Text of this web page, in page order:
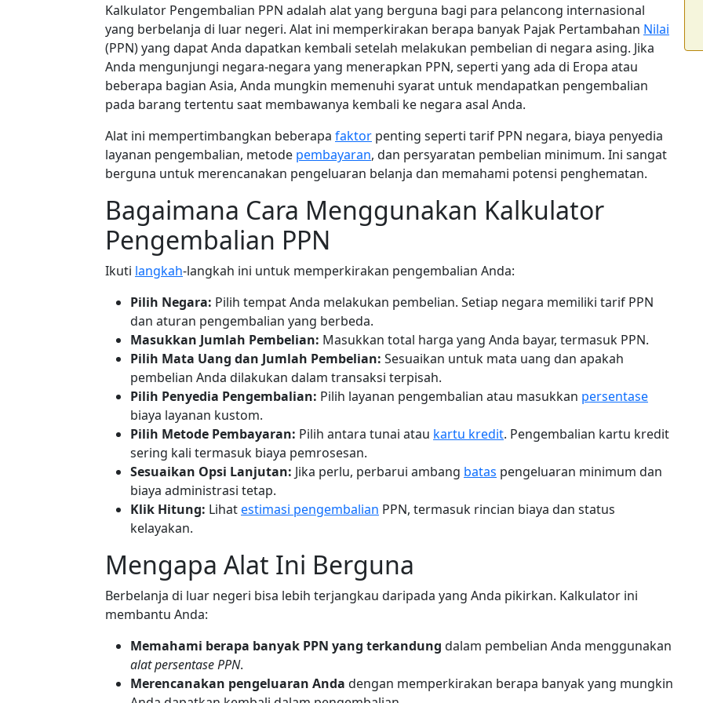
Kalkulator Pengembalian PPN adalah alat yang berguna bagi para pelancong internasional
yang berbelanja di luar negeri. Alat ini memperkirakan berapa banyak Pajak Pertambahan Nilai
(PPN) yang dapat Anda dapatkan kembali setelah melakukan pembelian di negara asing. Jika
Anda mengunjungi negara-negara yang menerapkan PPN, seperti yang ada di Eropa atau
beberapa bagian Asia, Anda mungkin memenuhi syarat untuk mendapatkan pengembalian
pada barang tertentu saat membawanya kembali ke negara asal Anda.
Alat ini mempertimbangkan beberapa faktor penting seperti tarif PPN negara, biaya penyedia
layanan pengembalian, metode pembayaran, dan persyaratan pembelian minimum. Ini sangat
berguna untuk merencanakan pengeluaran belanja dan memahami potensi penghematan.
Bagaimana Cara Menggunakan Kalkulator
Pengembalian PPN
Ikuti langkah-langkah ini untuk memperkirakan pengembalian Anda:
Pilih Negara: Pilih tempat Anda melakukan pembelian. Setiap negara memiliki tarif PPN
dan aturan pengembalian yang berbeda.
Masukkan Jumlah Pembelian: Masukkan total harga yang Anda bayar, termasuk PPN.
Pilih Mata Uang dan Jumlah Pembelian: Sesuaikan untuk mata uang dan apakah
pembelian Anda dilakukan dalam transaksi terpisah.
Pilih Penyedia Pengembalian: Pilih layanan pengembalian atau masukkan persentase
biaya layanan kustom.
Pilih Metode Pembayaran: Pilih antara tunai atau kartu kredit. Pengembalian kartu kredit
sering kali termasuk biaya pemrosesan.
Sesuaikan Opsi Lanjutan: Jika perlu, perbarui ambang batas pengeluaran minimum dan
biaya administrasi tetap.
Klik Hitung: Lihatestimasi pengembalian PPN, termasuk rincian biaya dan status
kelayakan.
Mengapa Alat Ini Berguna
Berbelanja di luar negeri bisa lebih terjangkau daripada yang Anda pikirkan. Kalkulator ini
membantu Anda:
Memahami berapa banyak PPN yang terkandung dalam pembelian Anda menggunakan
alat persentase PPN.
Merencanakan pengeluaran Anda dengan memperkirakan berapa banyak yang mungkin